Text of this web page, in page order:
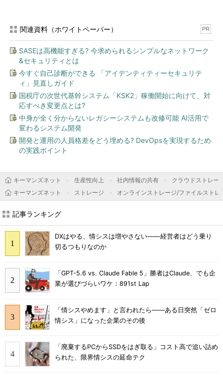
関連資料（ホワイトペーパー） PR
SASEは高機能すぎる? 今求められるシンプルなネットワーク
&セキュリティとは
今すぐ自己診断ができる 「アイデンティティーセキュリテ
ィ」見直しガイド
国税庁の次世代基幹システム「KSK2」稼働開始に向けて、対
応すべき変更点とは?
中身が全く分からないレガシーシステムも改修可能 AI活用で
変わるシステム開発
開発と運用の人員格差をどう埋める? DevOpsを実現するため
の実践ポイント
キーマンズネット 生産性向上 社内情報の共有
クラウドストレー
キーマンズネット
ストレージ オンラインストレージ/ファイルストレ
記事ランキング
DXはやる、情シスは増やさない――経営者はどう乗り
切るつもりなのか
「GPT-5.6 vs. Claude Fable 5」勝者はClaude、でも企
業が選びづらいワケ：891st Lap
「情シスやめます」と言われたら――ある日突然「ゼロ
情シス」になった企業のその後
「廃棄するPCからSSDをはぎ取る」コスト高で追い詰め
られた、限界情シスの延命テク